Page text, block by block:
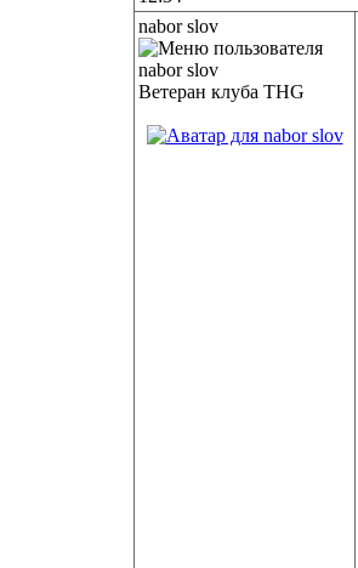
nabor slov
Ветеран клуба THG